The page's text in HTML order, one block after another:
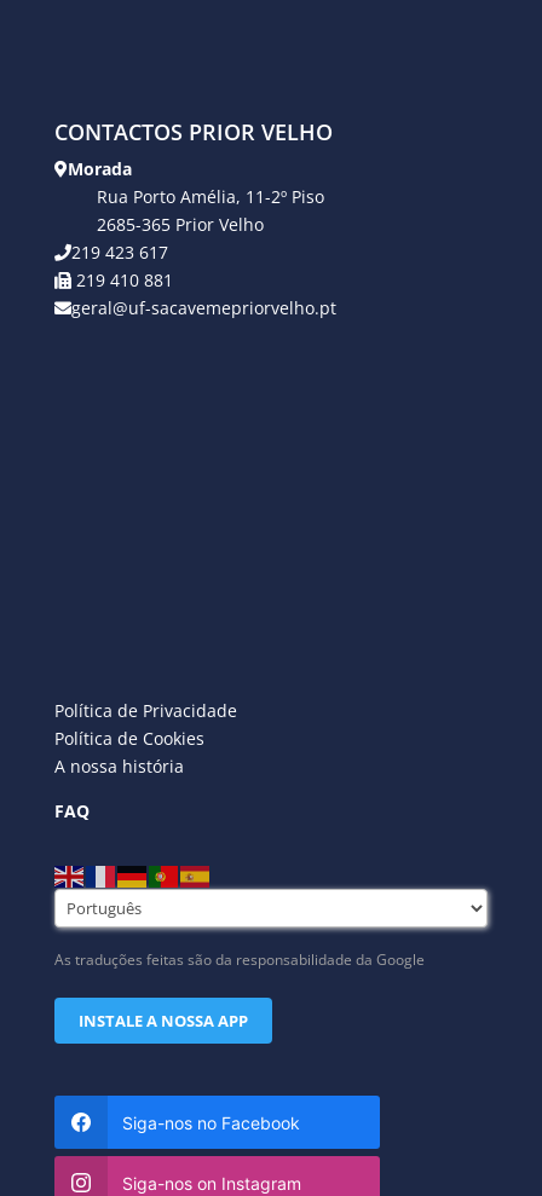
CONTACTOS PRIOR VELHO
Morada
Rua Porto Amélia, 11-2º Piso
2685-365 Prior Velho
219 423 617
219 410 881
geral@uf-sacavemepriorvelho.pt
Política de Privacidade
Política de Cookies
A nossa história
FAQ
As traduções feitas são da responsabilidade da Google
INSTALE A NOSSA APP
Siga-nos no Facebook
Siga-nos on Instagram